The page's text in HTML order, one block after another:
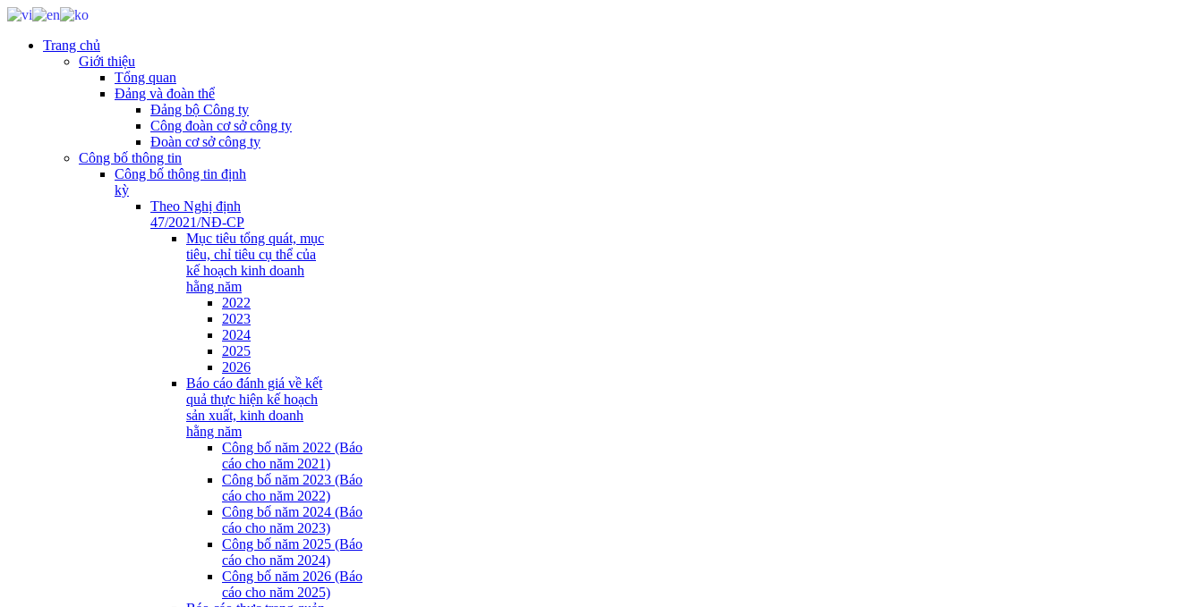
Trang chủ
Giới thiệu
Tổng quan
Đảng và đoàn thể
Đảng bộ Công ty
Công đoàn cơ sở công ty
Đoàn cơ sở công ty
Công bố thông tin
Công bố thông tin định
kỳ
Theo Nghị định
47/2021/NĐ-CP
Mục tiêu tổng quát, mục
tiêu, chỉ tiêu cụ thể của
kế hoạch kinh doanh
hằng năm
2022
2023
2024
2025
2026
Báo cáo đánh giá về kết
quả thực hiện kế hoạch
sản xuất, kinh doanh
hằng năm
Công bố năm 2022 (Báo
cáo cho năm 2021)
Công bố năm 2023 (Báo
cáo cho năm 2022)
Công bố năm 2024 (Báo
cáo cho năm 2023)
Công bố năm 2025 (Báo
cáo cho năm 2024)
Công bố năm 2026 (Báo
cáo cho năm 2025)